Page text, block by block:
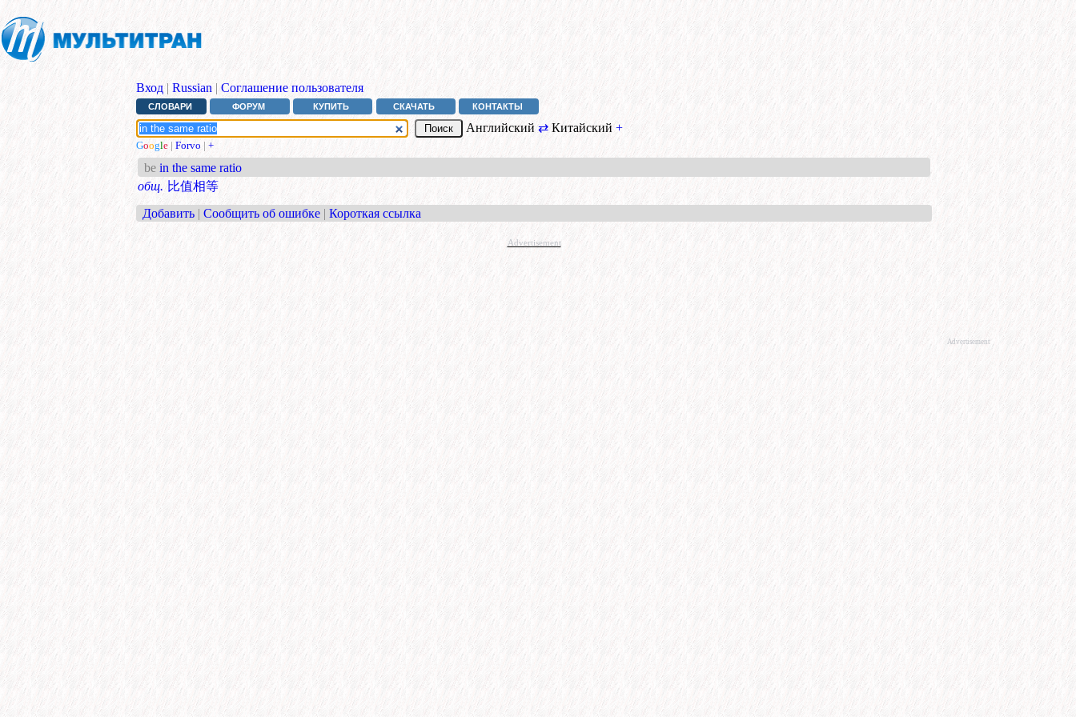
Вход | Russian | Соглашение пользователя
СЛОВАРИ ФОРУМ КУПИТЬ СКАЧАТЬ КОНТАКТЫ
Английский⇄ Китайский +
Google | Forvo | +
be in the same ratio
общ. 比值相等
Добавить | Сообщить об ошибке | Короткая ссылка
Advertisement
Advertisement